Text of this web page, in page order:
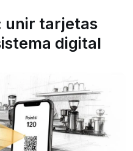
unir tarjetas
digital